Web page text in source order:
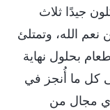
جيدًا ثلاث
الله، وتمتلئ
بحلول نهاية
كل ما أُنجز في
مجال من